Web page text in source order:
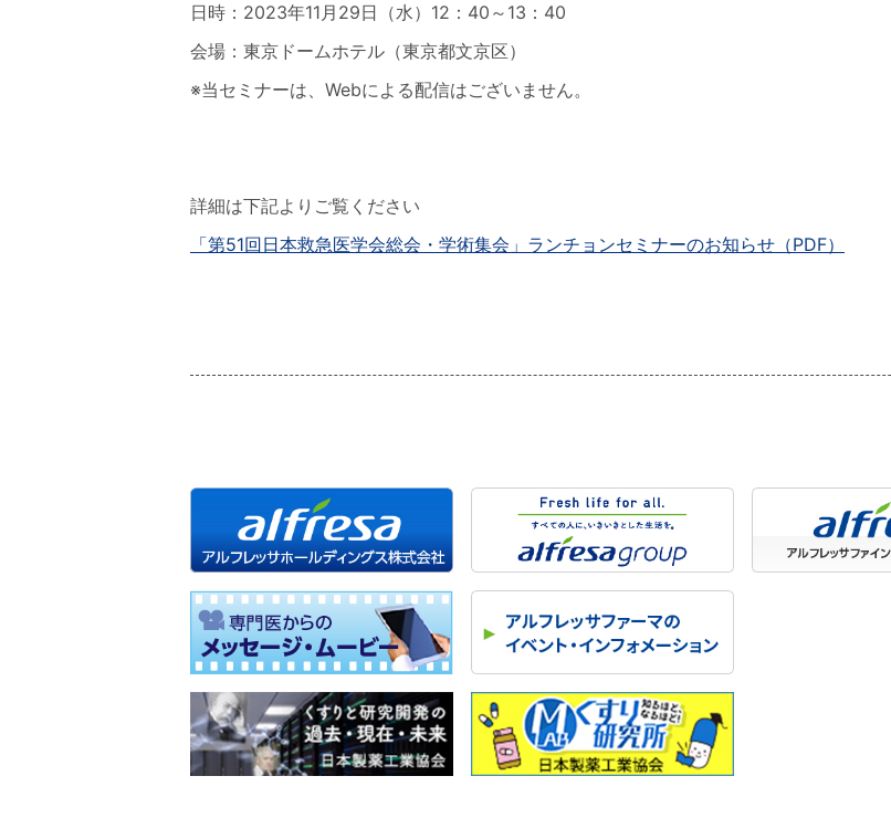
日時：2023年11月29日（水）12：40～13：40
会場：東京ドームホテル（東京都文京区）
※当セミナーは、Webによる配信はございません。
詳細は下記よりご覧ください
「第51回日本救急医学会総会・学術集会」ランチョンセミナーのお知らせ（PDF）